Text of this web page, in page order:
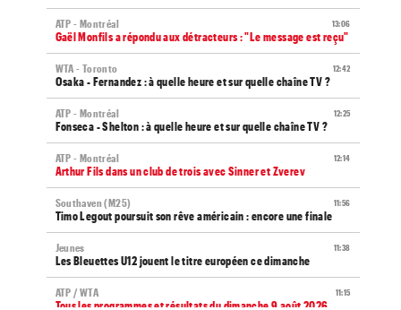
13:06
ATP - Montréal
Gaël Monfils a répondu aux détracteurs : "Le message est reçu"
12:42
WTA - Toronto
Osaka - Fernandez : à quelle heure et sur quelle chaîne TV ?
12:25
ATP - Montréal
Fonseca - Shelton : à quelle heure et sur quelle chaîne TV ?
12:14
ATP - Montréal
Arthur Fils dans un club de trois avec Sinner et Zverev
11:56
Southaven (M25)
Timo Legout poursuit son rêve américain : encore une finale
11:38
Jeunes
Les Bleuettes U12 jouent le titre européen ce dimanche
11:15
ATP / WTA
Tous les programmes et résultats du dimanche 9 août 2026